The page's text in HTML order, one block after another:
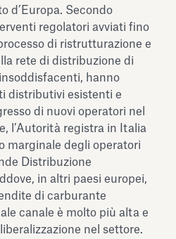
d’Europa. Secondo
regolatori avviati fino
di ristrutturazione e
rete di distribuzione di
hanno
distributivi esistenti e
di nuovi operatori nel
l’Autorità registra in Italia
marginale degli operatori
Distribuzione
in altri paesi europei,
di carburante
canale è molto più alta e
nel settore.